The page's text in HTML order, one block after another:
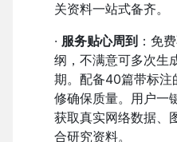
关资料一站式备齐。
· 服务贴心周到 ：免
纲，不满意可多次生
期。配备40篇带标注
修确保质量。用户一
获取真实网络数据、
合研究资料。